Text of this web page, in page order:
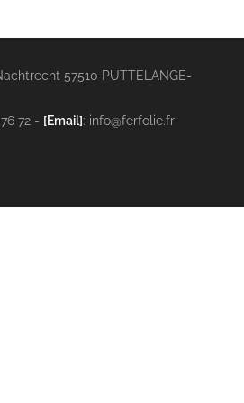
57510 PUTTELANGE-
72 - [Email]: info@ferfolie.fr